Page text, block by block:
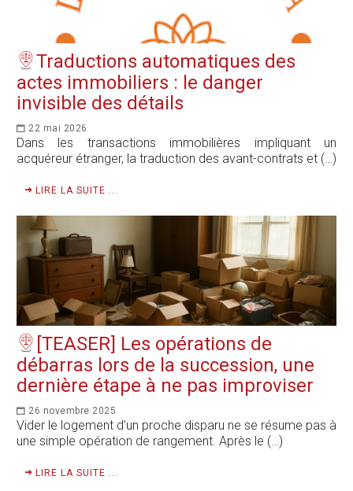
Traductions automatiques des
actes immobiliers : le danger
invisible des détails
22 mai 2026
Dans les transactions immobilières impliquant un
acquéreur étranger, la traduction des avant-contrats et (…)
LIRE LA SUITE ...
[TEASER] Les opérations de
débarras lors de la succession, une
dernière étape à ne pas improviser
26 novembre 2025
Vider le logement d’un proche disparu ne se résume pas à
une simple opération de rangement. Après le (…)
LIRE LA SUITE ...